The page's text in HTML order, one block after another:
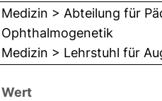
Medizin > Abteilung für
Ophthalmogenetik
Medizin > Lehrstuhl für
Wert